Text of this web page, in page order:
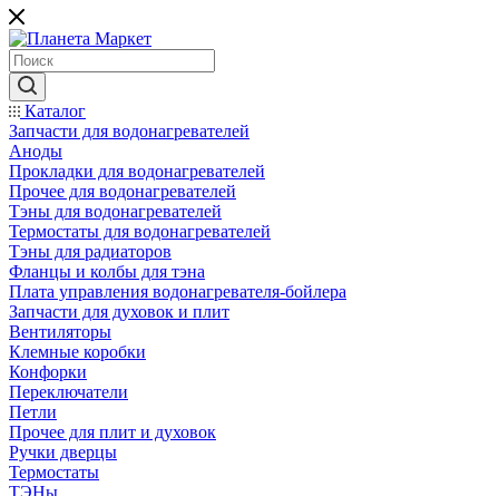
Каталог
Запчасти для водонагревателей
Аноды
Прокладки для водонагревателей
Прочее для водонагревателей
Тэны для водонагревателей
Термостаты для водонагревателей
Тэны для радиаторов
Фланцы и колбы для тэна
Плата управления водонагревателя-бойлера
Запчасти для духовок и плит
Вентиляторы
Клемные коробки
Конфорки
Переключатели
Петли
Прочее для плит и духовок
Ручки дверцы
Термостаты
ТЭНы